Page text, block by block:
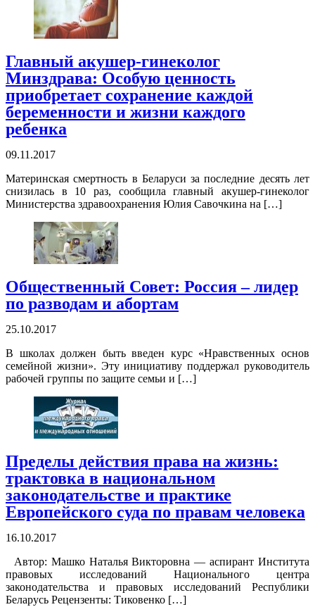
Главный акушер-гинеколог
Минздрава: Особую ценность
приобретает сохранение каждой
беременности и жизни каждого
ребенка
09.11.2017
Материнская смертность в Беларуси за последние десять лет
снизилась в 10 раз, сообщила главный акушер-гинеколог
Министерства здравоохранения Юлия Савочкина на […]
Общественный Совет: Россия – лидер
по разводам и абортам
25.10.2017
В школах должен быть введен курс «Нравственных основ
семейной жизни». Эту инициативу поддержал руководитель
рабочей группы по защите семьи и […]
Пределы действия права на жизнь:
трактовка в национальном
законодательстве и практике
Европейского суда по правам человека
16.10.2017
Автор: Машко Наталья Викторовна — аспирант Института
правовых исследований Национального центра
законодательства и правовых исследований Республики
Беларусь Рецензенты: Тиковенко […]